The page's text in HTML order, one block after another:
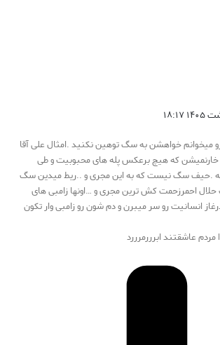
میخوانم خواهشن به سگ توهین نکنید .امثال علی آقا
خارنمیشن که هیچ برعکس پله های محبوبیت و طی
.حیف سگ نیست که به این مجری و ..ریط میدین سگ
حلال احمرزحمت کش ترین مجری و …اونها زامبی های
انسانیت رو سر میبرن و دم شون رو زامبی وار تکون
مردم عاشقتند ابرررمرررد